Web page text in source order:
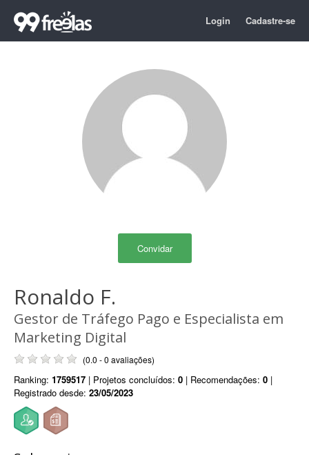
Login Cadastre-se
Convidar
Ronaldo F.
Gestor de Tráfego Pago e Especialista em
Marketing Digital
(0.0 - 0 avaliações)
Ranking: 1759517 | Projetos concluídos: 0 | Recomendações: 0 |
Registrado desde: 23/05/2023